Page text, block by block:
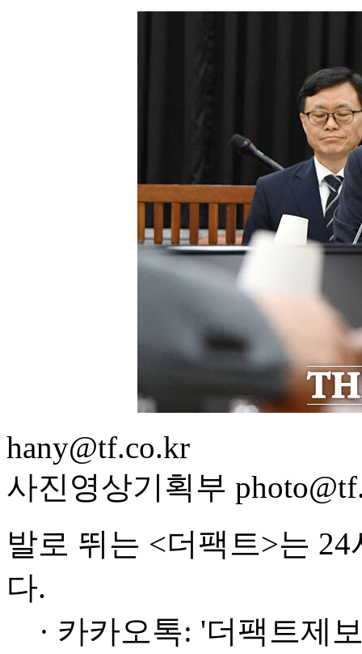
hany@tf.co.kr
사진영상기획부
발로 뛰는 <더팩트>는
다.
· 카카오톡: '더팩트제